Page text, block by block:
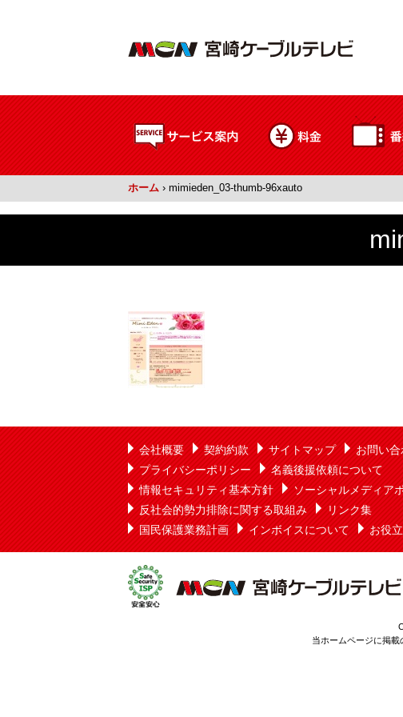
ホーム › mimieden_03-thumb-96xauto
会社概要 契約約款 サイトマップ
お問い
プライバシーポリシー
名義後援依頼について
情報セキュリティ基本方針
ソーシャルメディア
反社会的勢力排除に関する取組み
リンク集
国民保護業務計画
インボイスについて お役
当ホームページに掲